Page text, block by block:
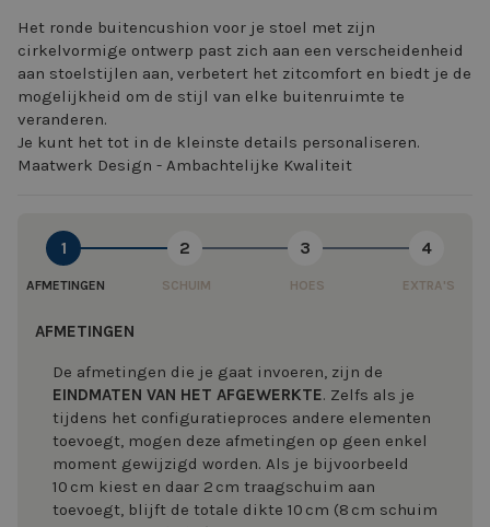
Het ronde buitencushion voor je stoel met zijn
cirkelvormige ontwerp past zich aan een verscheidenheid
aan stoelstijlen aan, verbetert het zitcomfort en biedt je de
mogelijkheid om de stijl van elke buitenruimte te
veranderen.
Je kunt het tot in de kleinste details personaliseren.
Maatwerk Design - Ambachtelijke Kwaliteit
1
AFMETINGEN
2
SCHUIM
3
HOES
4
EXTRA'S
AFMETINGEN
De afmetingen die je gaat invoeren, zijn de
EINDMATEN VAN HET AFGEWERKTE. Zelfs als je
tijdens het configuratieproces andere elementen
toevoegt, mogen deze afmetingen op geen enkel
moment gewijzigd worden. Als je bijvoorbeeld
10 cm kiest en daar 2 cm traagschuim aan
toevoegt, blijft de totale dikte 10 cm (8 cm schuim